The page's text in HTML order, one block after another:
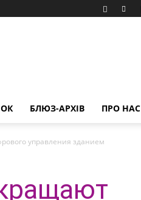
БЛЮЗ-АРХІВ ПРО НАС
управления зданием